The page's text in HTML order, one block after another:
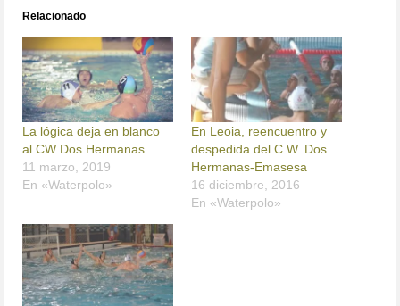
Relacionado
La lógica deja en blanco
al CW Dos Hermanas
11 marzo, 2019
En «Waterpolo»
En Leoia, reencuentro y
despedida del C.W. Dos
Hermanas-Emasesa
16 diciembre, 2016
En «Waterpolo»